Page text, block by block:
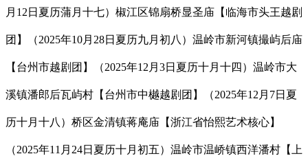
月12日夏历蒲月十七）椒江区锦扇桥显圣庙【临海市头王越剧
团】（2025年10月28日夏历九月初八）温岭市新河镇撮屿后庙
【台州市越剧团】（2025年12月3日夏历十月十四）温岭市大
溪镇潘郎后瓦屿村【台州市中樾越剧团】（2025年12月7日夏
历十月十八）桥区金清镇蒋庵庙【浙江省怡熙艺术核心】
（2025年11月24日夏历十月初五）温岭市温峤镇西洋潘村【上